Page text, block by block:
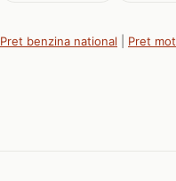
Pret benzina national Pret